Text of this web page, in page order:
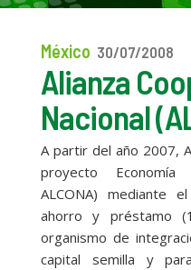
México 30/07/2008
Alianza
Nacional
A partir del año 2007,
proyecto Economía
ALCONA) mediante
ahorro y préstamo
organismo de
capital semilla y